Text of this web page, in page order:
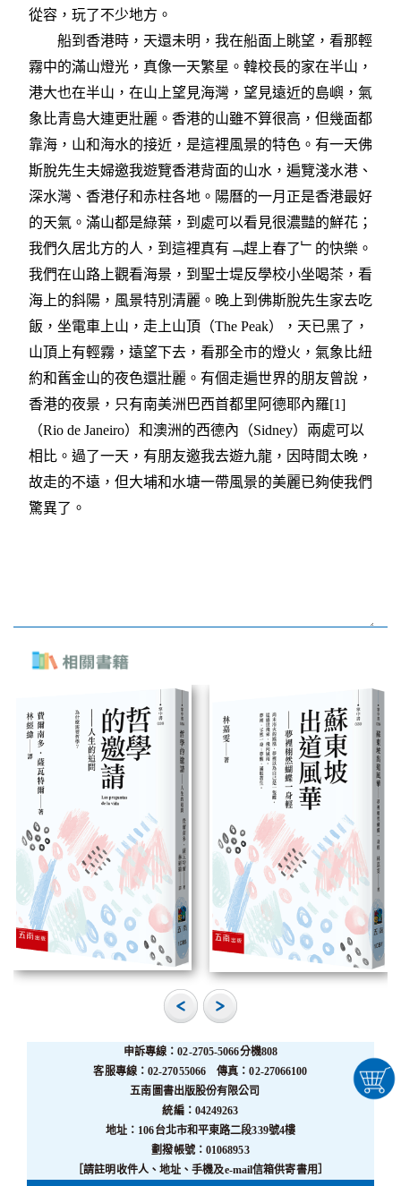
申訴專線：02-2705-5066分機808
客服專線：02-27055066 傳真：02-27066100
五南圖書出版股份有限公司
統編：04249263
地址：106台北市和平東路二段339號4樓
劃撥帳號：01068953
［請註明收件人、地址、手機及e-mail信箱供寄書用］